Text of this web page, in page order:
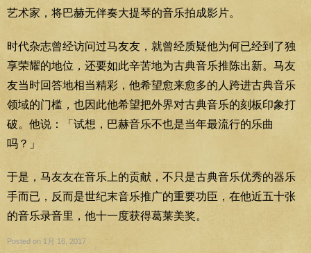
艺术家，将巴赫无伴奏大提琴的音乐拍成影片。
时代杂志曾经访问过马友友，就曾经质疑他为何已经到了独
享荣耀的地位，还要如此辛苦地为古典音乐推陈出新。马友
友当时回答地相当精彩，他希望愈来愈多的人跨进古典音乐
领域的门槛，也因此他希望把外界对古典音乐的刻板印象打
破。他说：「试想，巴赫音乐不也是当年最流行的乐曲
吗？」
于是，马友友在音乐上的贡献，不只是古典音乐优秀的器乐
手而已，反而是世纪末音乐推广的重要功臣，在他近五十张
的音乐录音里，他十一度获得葛莱美奖。
Posted on 1月 16, 2017